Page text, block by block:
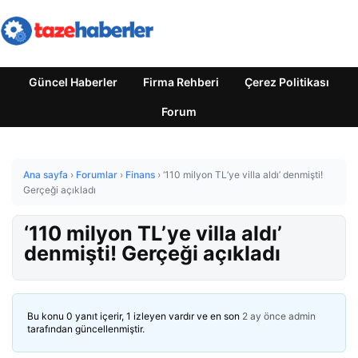
Güncel Haberler Firma Rehberi Çerez Politikası
Forum
Ana sayfa › Forumlar › Finans › ‘110 milyon TL’ye villa aldı’ denmişti!
Gerçeği açıkladı
‘110 milyon TL’ye villa aldı’
denmişti! Gerçeği açıkladı
Bu konu 0 yanıt içerir, 1 izleyen vardır ve en son 2 ay önce admin
tarafından güncellenmiştir.